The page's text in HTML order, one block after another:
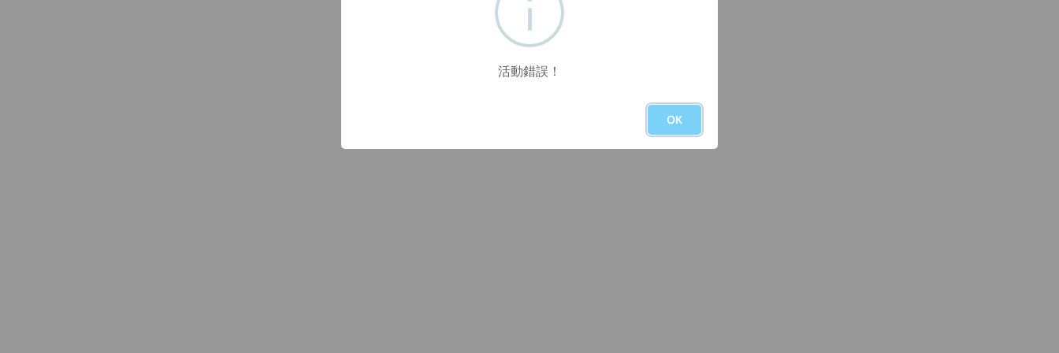
活動錯誤！
OK